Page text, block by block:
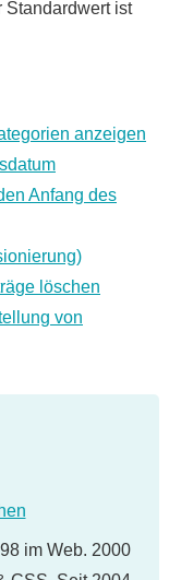
Standardwert ist
anzeigen
Anfang des
löschen
von
im Web. 2000